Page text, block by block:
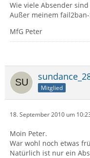
Wie viele Absender
Außer meinem
MfG Peter
Mitglied
18. September 2010 um
Moin Peter.
War wohl noch etwas
Natürlich ist nur ein